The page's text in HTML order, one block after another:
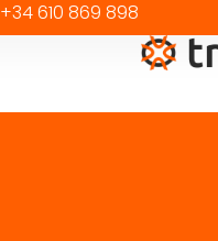
+34 610 869 898